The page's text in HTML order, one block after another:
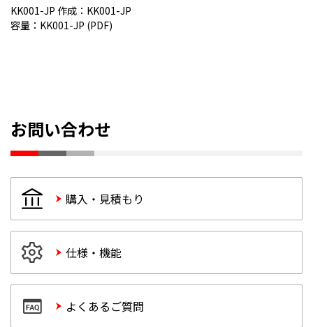
KK001-JP 作成： KK001-JP
容量： KK001-JP (PDF)
お問い合わせ
購入・見積もり
仕様・機能
よくあるご質問